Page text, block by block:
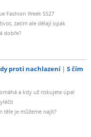
Fashion Week SS27
zatím ale dělají opak
dobře?
proti nachlazení
S čím
a kdy už riskujete úpal
těle je můžeme najít?